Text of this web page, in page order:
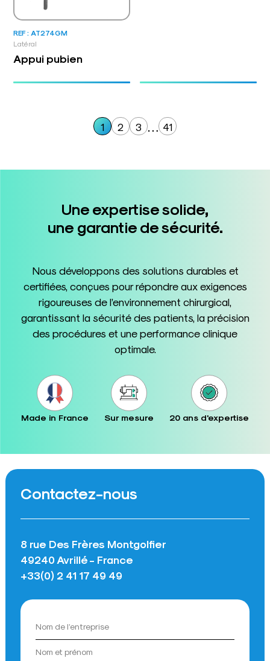
Latéral
REF : AT274GM
Appui pubien
1 2 3 … 41
Une expertise solide,
une garantie de sécurité.
Nous développons des solutions durables et
certifiées, conçues pour répondre aux exigences
rigoureuses de l’environnement chirurgical,
garantissant la sécurité des patients, la précision
des procédures et une performance clinique
optimale.
Made in France Sur mesure 20 ans d'expertise
Contactez-nous
8 rue Des Frères Montgolfier
49240 Avrillé - France
+33(0) 2 41 17 49 49